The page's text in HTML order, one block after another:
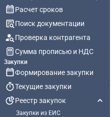
Расчет сроков
Поиск документации
Проверка контрагента
Сумма прописью и НДС
Закупки
Формирование закупки
Текущие закупки
Реестр закупок
Закупки из ЕИС